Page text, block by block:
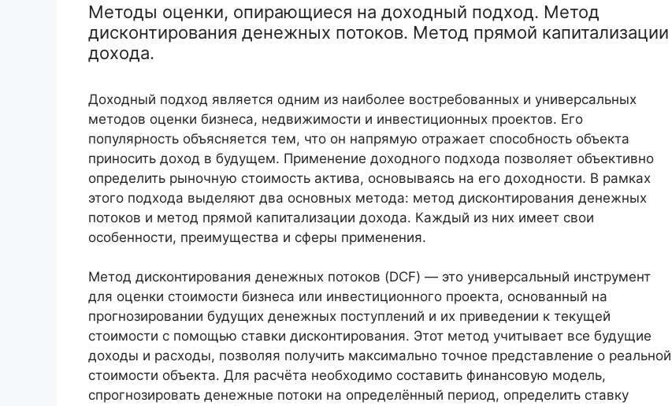
Методы оценки, опирающиеся на доходный подход. Метод
дисконтирования денежных потоков. Метод прямой капитализации
дохода.
Доходный подход является одним из наиболее востребованных и универсальных
методов оценки бизнеса, недвижимости и инвестиционных проектов. Его
популярность объясняется тем, что он напрямую отражает способность объекта
приносить доход в будущем. Применение доходного подхода позволяет объективно
определить рыночную стоимость актива, основываясь на его доходности. В рамках
этого подхода выделяют два основных метода: метод дисконтирования денежных
потоков и метод прямой капитализации дохода. Каждый из них имеет свои
особенности, преимущества и сферы применения.
Метод дисконтирования денежных потоков (DCF) — это универсальный инструмент
для оценки стоимости бизнеса или инвестиционного проекта, основанный на
прогнозировании будущих денежных поступлений и их приведении к текущей
стоимости с помощью ставки дисконтирования. Этот метод учитывает все будущие
доходы и расходы, позволяя получить максимально точное представление о реальной
стоимости объекта. Для расчёта необходимо составить финансовую модель,
спрогнозировать денежные потоки на определённый период, определить ставку